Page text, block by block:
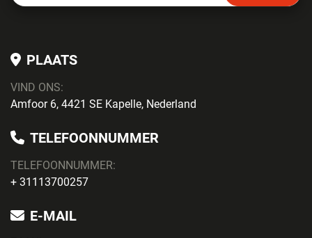
PLAATS
VIND ONS:
Amfoor 6, 4421 SE Kapelle, Nederland
TELEFOONNUMMER
TELEFOONNUMMER:
+ 31113700257
E-MAIL